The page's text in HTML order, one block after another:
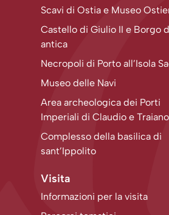
Scavi di Ostia e Museo
Castello di Giulio II e Borgo
antica
Necropoli di Porto all’Isola
Museo delle Navi
Area archeologica dei Porti
Imperiali di Claudio e Traiano
Complesso della basilica di
sant’Ippolito
Visita
Informazioni per la visita